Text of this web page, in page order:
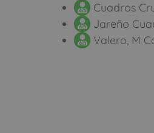
Cuadros
Jareño
Valero, M